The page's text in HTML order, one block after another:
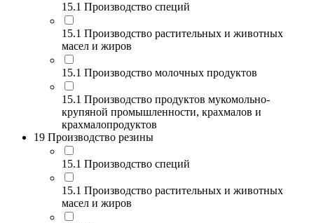
15.1 Производство специй
15.1 Производство растительных и животных
масел и жиров
15.1 Производство молочных продуктов
15.1 Производство продуктов мукомольно-
крупяной промышленности, крахмалов и
крахмалопродуктов
19 Производство резины
15.1 Производство специй
15.1 Производство растительных и животных
масел и жиров